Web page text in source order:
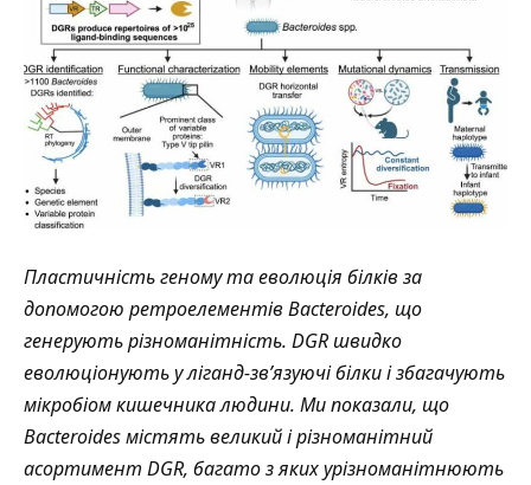
Пластичність геному та еволюція білків за
допомогою ретроелементів Bacteroides, що
генерують різноманітність. DGR швидко
еволюціонують у ліганд-зв’язуючі білки і збагачують
мікробіом кишечника людини. Ми показали, що
Bacteroides містять великий і різноманітний
асортимент DGR, багато з яких урізноманітнюють